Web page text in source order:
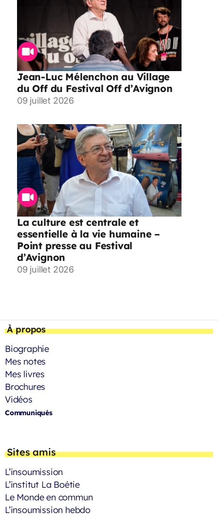
Jean-Luc Mélenchon au Village
du Off du Festival Off d’Avignon
09 juillet 2026
La culture est centrale et
essentielle à la vie humaine –
Point presse au Festival
d’Avignon
09 juillet 2026
À propos
Biographie
Mes notes
Mes livres
Brochures
Vidéos
Communiqués
Sites amis
L’insoumission
L’institut La Boétie
Le Monde en commun
L’insoumission hebdo